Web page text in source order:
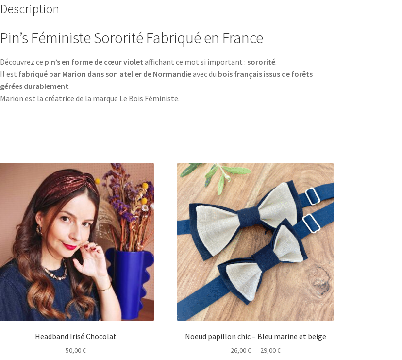
Description
Pin’s Féministe Sororité Fabriqué en France
Découvrez ce pin’s en forme de cœur violet affichant ce mot si important : sororité.
Il est fabriqué par Marion dans son atelier de Normandieavec du bois français issus de forêts
gérées durablement.
Marion est la créatrice de la marque Le Bois Féministe.
Headband Irisé Chocolat
50,00€
Noeud papillon chic – Bleu marine et beige
26,00€ – 29,00€Plage